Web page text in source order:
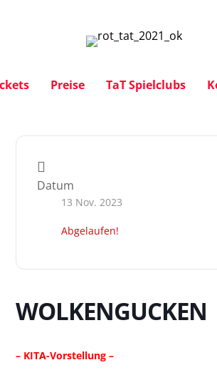
Preise TaT Spielclubs
Datum
13 Nov. 2023
Abgelaufen!
WOLKENGUCKEN
– KITA-Vorstellung –